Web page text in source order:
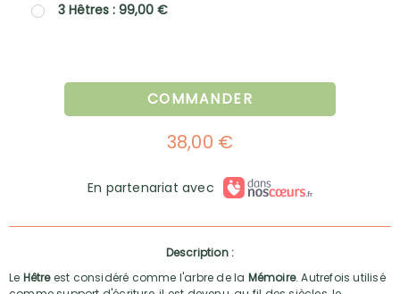
3 Hêtres : 99,00 €
COMMANDER
38,00 €
En partenariat avec
Description :
Le Hêtreest considéré comme l'arbre de la Mémoire. Autrefois utilisé